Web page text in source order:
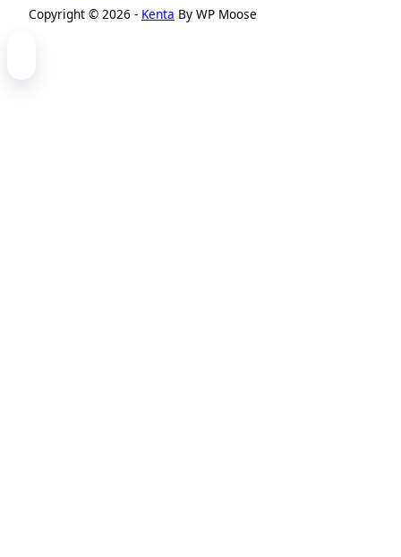
Copyright © 2026 - Kenta By WP Moose